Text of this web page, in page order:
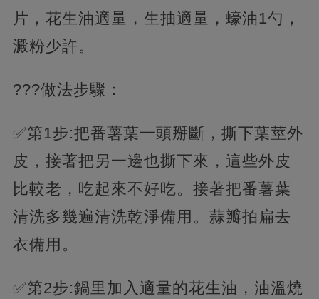
片，花生油適量，生抽適量，蠔油1勺，
澱粉少許。
???做法步驟：
✅第1步:把番薯葉一頭掰斷，撕下葉莖外
皮，接著把另一邊也撕下來，這些外皮
比較老，吃起來不好吃。接著把番薯葉
清洗多幾遍清洗乾淨備用。蒜瓣拍扁去
衣備用。
✅第2步:鍋里加入適量的花生油，油溫燒